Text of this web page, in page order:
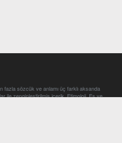
fazla sözcük ve anlamı üç farklı aksanda
ile zenginleştirilmiş içerik. Etimoloji, Eş ve